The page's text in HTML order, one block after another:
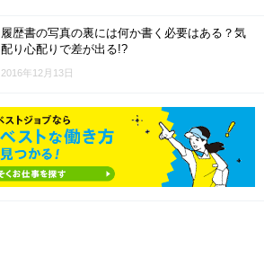
履歴書の写真の裏には何か書く必要はある？気
配り心配りで差が出る!?
2016年12月13日